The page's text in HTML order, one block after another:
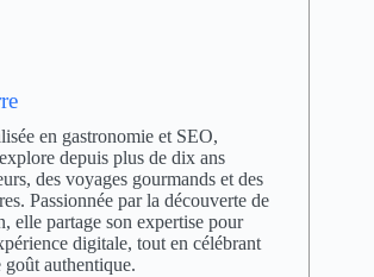
en gastronomie et SEO,
depuis plus de dix ans
des voyages gourmands et des
Passionnée par la découverte de
elle partage son expertise pour
digitale, tout en célébrant
authentique.